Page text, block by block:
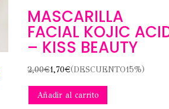
MASCARILLA
FACIAL KOJIC
– KISS BEAUTY
2,00€1,70€(DESCUENTO15%)
Añadir al carrito